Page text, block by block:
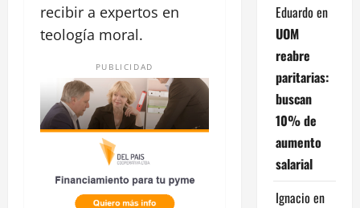
recibir a expertos en
teología moral.
PUBLICIDAD
Eduardo en
UOM
reabre
paritarias:
buscan
10% de
aumento
salarial
Ignacio en